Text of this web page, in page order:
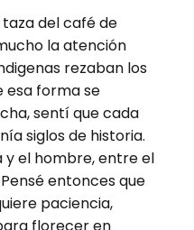
del café de
la atención
rezaban los
esa forma se
sentí que cada
siglos de historia.
el hombre, entre el
entonces que
paciencia,